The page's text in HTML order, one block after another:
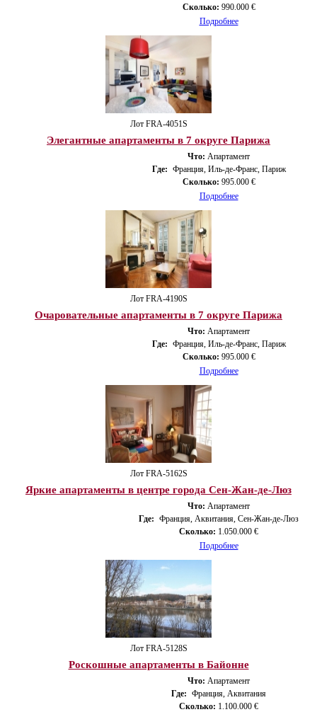
Сколько: 990.000 €
Подробнее
Лот FRA-4051S
Элегантные апартаменты в 7 округе Парижа
Что: Апартамент
Где: Франция, Иль-де-Франс, Париж
Сколько: 995.000 €
Подробнее
Лот FRA-4190S
Очаровательные апартаменты в 7 округе Парижа
Что: Апартамент
Где: Франция, Иль-де-Франс, Париж
Сколько: 995.000 €
Подробнее
Лот FRA-5162S
Яркие апартаменты в центре города Сен-Жан-де-Люз
Что: Апартамент
Где: Франция, Аквитания, Сен-Жан-де-Люз
Сколько: 1.050.000 €
Подробнее
Лот FRA-5128S
Роскошные апартаменты в Байонне
Что: Апартамент
Где: Франция, Аквитания
Сколько: 1.100.000 €